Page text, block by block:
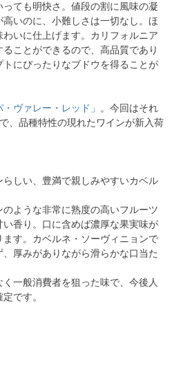
ても明快さ。値段の割に風味の凝
いのに、小難しさは一切なし。ほ
いに仕上げます。カリフォルニア
ことができるので、高品質であり
にぴったりなブドウを得ることが
・ヴァレー・レッド」 。今回はそれ
、品種特性の現れたワインが新入荷
しい、豊満で親しみやすいカベル
ような非常に熟度の高いフルーツ
香り。口に含めば濃厚な果実味が
す。カベルネ・ソーヴィニョンで
厚みがありながら滑らかな口当た
一般消費者を狙った味で、今後人
です。